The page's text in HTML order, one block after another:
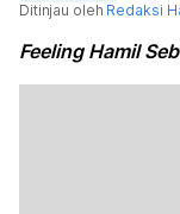
Ditinjau oleh Redaksi
Feeling Hamil